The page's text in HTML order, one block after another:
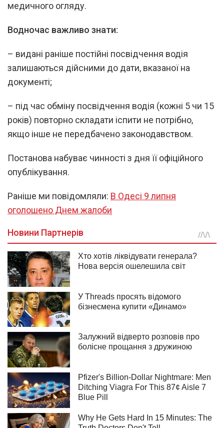
медичного огляду.
Водночас важливо знати:
– видані раніше постійні посвідчення водія
залишаються дійсними до дати, вказаної на
документі;
– під час обміну посвідчення водія (кожні 5 чи 15
років) повторно складати іспити не потрібно,
якщо інше не передбачено законодавством.
Постанова набуває чинності з дня її офіційного
опублікування.
Раніше ми повідомляли: В Одесі 9 липня
оголошено Днем жалоби